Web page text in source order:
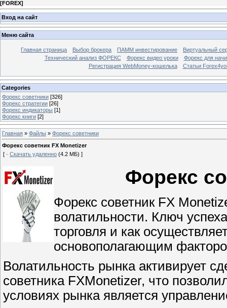
[FOREX]
Вход на сайт
Меню сайта
Главная страница Выбор брокера ПАММ инвестирование
Виртуальный
Технический анализ ФОРЕКС
Форекс видео уроки
Форекс для
Регистрация WebMoney-кошелька
Статьи
Categories
Форекс cоветники [326]
Форекс стратегии [26]
Форекс индикаторы [1]
Форекс книги [2]
Главная » Файлы » Форекс cоветники
Форекс советник FX Monetizer
[ · Скачать удаленно (4.2 МБ) ]
Форекс
Форекс советник FX
волатильности. Ключ
торговля и как
основополагающим
Волатильность рынка активирует
советника FXMonetizer, что
условиях рынка является